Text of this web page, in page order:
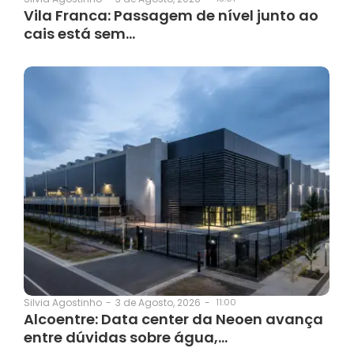
Vila Franca: Passagem de nível junto ao
cais está sem…
Silvia Agostinho - 3 de Agosto, 2026 - 11:00
Alcoentre: Data center da Neoen avança
entre dúvidas sobre água,…